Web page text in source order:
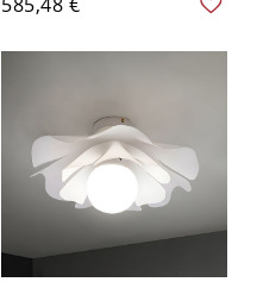
cristal clair - 110 V-120 V
80,01 cm